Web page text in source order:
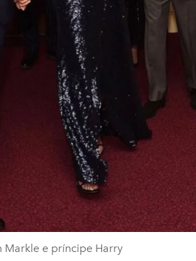
Markle e príncipe Harry